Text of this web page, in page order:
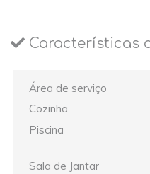
Características
Área de serviço
Cozinha
Piscina
Sala de Jantar